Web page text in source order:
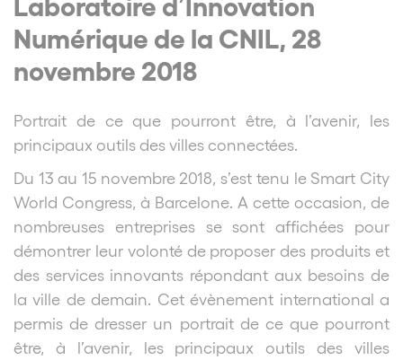
Numérique de la CNIL, 28
novembre 2018
Portrait de ce que pourront être, à l’avenir, les
principaux outils des villes connectées.
Du 13 au 15 novembre 2018, s’est tenu le Smart City
World Congress, à Barcelone. A cette occasion, de
nombreuses entreprises se sont affichées pour
démontrer leur volonté de proposer des produits et
des services innovants répondant aux besoins de
la ville de demain. Cet évènement international a
permis de dresser un portrait de ce que pourront
être, à l’avenir, les principaux outils des villes